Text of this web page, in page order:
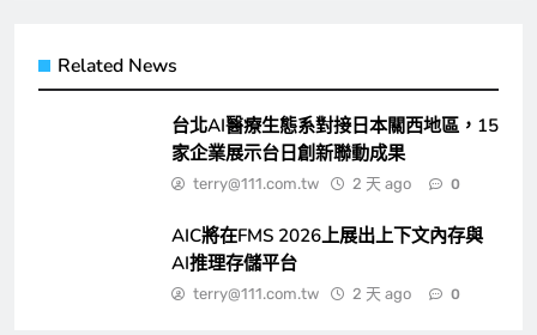
Related News
台北AI醫療生態系對接日本關西地區，15
家企業展示台日創新聯動成果
terry@111.com.tw 2 天 ago 0
AIC將在FMS 2026上展出上下文內存與
AI推理存儲平台
terry@111.com.tw 2 天 ago 0